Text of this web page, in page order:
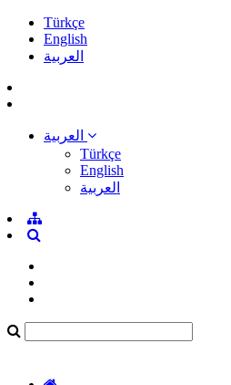
Türkçe
English
العربية
Türkçe
English
العربية